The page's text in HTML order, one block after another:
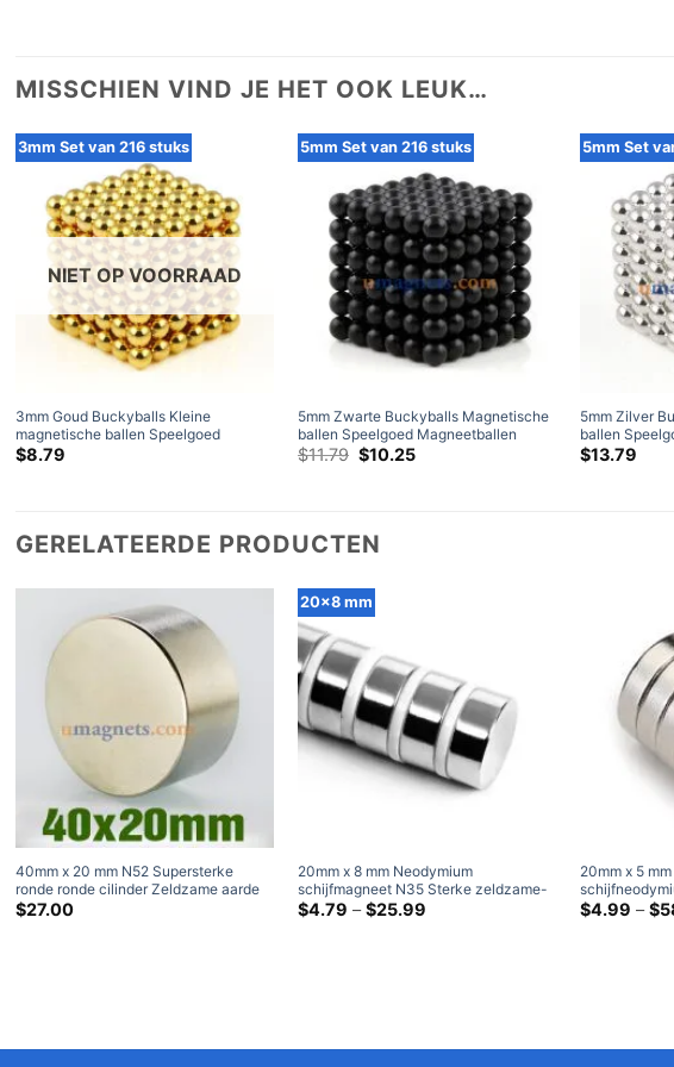
MISSCHIEN VIND JE HET OOK LEUK…
3mm Set van 216 stuks
NIET OP VOORRAAD
3mm Goud Buckyballs Kleine
magnetische ballen Speelgoed
Magneetballen Puzzels N35 Bol
$8.79
5mm Set van 216 stuks
5mm Zwarte Buckyballs Magnetische
ballen Speelgoed Magneetballen
Puzzels N35 Neodymium
$11.79 Oorspronkelijke
prijs
$10.25Huidige
5mm Set
5mm Zilver
ballen
Puzzels N42
$13.79
GERELATEERDE PRODUCTEN
40mm x 20 mm N52 Supersterke
ronde ronde cilinder Zeldzame aarde
Neodymium-magneten Vernikkelde
$27.00
20x8 mm
20mm x 8 mm Neodymium
schijfmagneet N35 Sterke zeldzame-
aardecilindermagneten 20x8 mm
$4.79 – $25.99
20mm x 5
Supersterke
$4.99 – $